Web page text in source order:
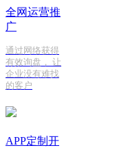
全网运营推
广
通过网络获得
有效询盘， 让
企业没有难找
的客户
APP定制开